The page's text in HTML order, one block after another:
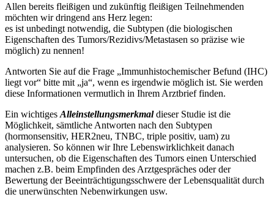
Allen bereits fleißigen und zukünftig fleißigen Teilnehmenden
möchten wir dringend ans Herz legen:
es ist unbedingt notwendig, die Subtypen (die biologischen
Eigenschaften des Tumors/Rezidivs/Metastasen so präzise wie
möglich) zu nennen!
Antworten Sie auf die Frage „Immunhistochemischer Befund (IHC)
liegt vor“ bitte mit „ja“, wenn es irgendwie möglich ist. Sie werden
diese Informationen vermutlich in Ihrem Arztbrief finden.
Ein wichtiges Alleinstellungsmerkmaldieser Studie ist die
Möglichkeit, sämtliche Antworten nach den Subtypen
(hormonsensitiv, HER2neu, TNBC, triple positiv, uam) zu
analysieren. So können wir Ihre Lebenswirklichkeit danach
untersuchen, ob die Eigenschaften des Tumors einen Unterschied
machen z.B. beim Empfinden des Arztgespräches oder der
Bewertung der Beeinträchtigungsschwere der Lebensqualität durch
die unerwünschten Nebenwirkungen usw.